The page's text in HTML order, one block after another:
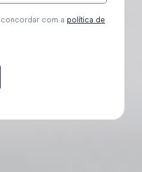
com a política de